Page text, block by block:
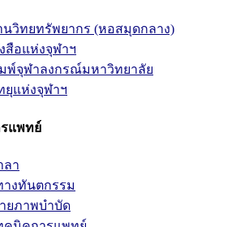
นวิทยทรัพยากร (หอสมุดกลาง)
สือแห่งจุฬาฯ
พ์จุฬาลงกรณ์มหาวิทยาลัย
ยุแห่งจุฬาฯ
แพทย์
ลา
างทันตกรรม
ยภาพบำบัด